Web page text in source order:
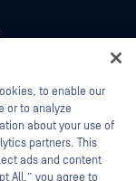
gratuite
to enable our
or to analyze
about your use of
partners. This
ads and content
All,” you agree to